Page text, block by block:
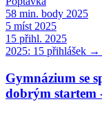
58 min. body 2025
5 míst 2025
15 přihl. 2025
2025: 15 přihlášek →
Gymnázium se
dobrým startem